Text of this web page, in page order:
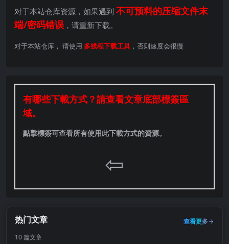
对于本站仓库资源，如果遇到 不可预料的压缩文件末
端/密码错误 ，请重新下载。
对于本站仓库， 请使用 多线程下载工具 ，否则速度会很慢
有哪些下載方式？請查看文章底部標簽區
域。
點擊標簽可查看所有使用此下載方式的資源。
⇦
热门文章
查看更多
10 篇文章